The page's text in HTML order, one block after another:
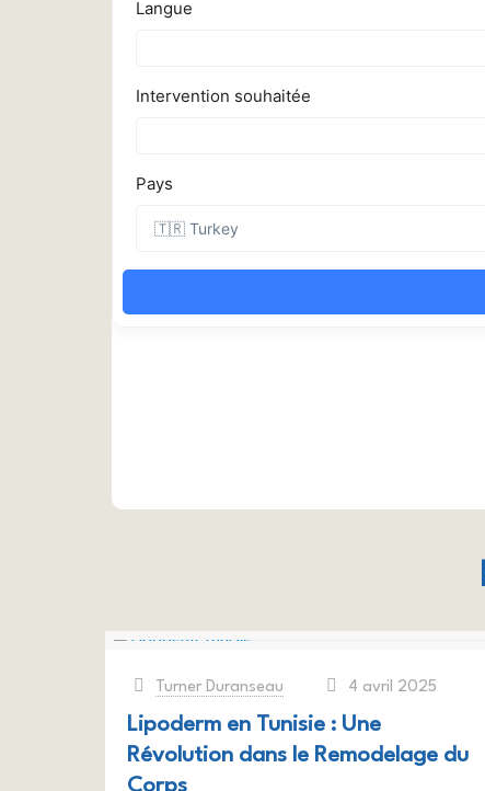
Turner Duranseau 4 avril 2025
Lipoderm en Tunisie : Une
Révolution dans le Remodelage du
Corps